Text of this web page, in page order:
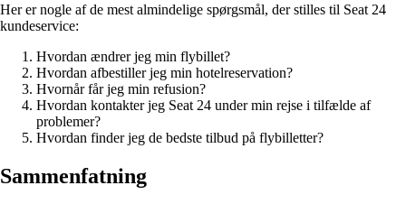
Her er nogle af de mest almindelige spørgsmål, der stilles til Seat 24
kundeservice:
Hvordan ændrer jeg min flybillet?
Hvordan afbestiller jeg min hotelreservation?
Hvornår får jeg min refusion?
Hvordan kontakter jeg Seat 24 under min rejse i tilfælde af
problemer?
Hvordan finder jeg de bedste tilbud på flybilletter?
Sammenfatning